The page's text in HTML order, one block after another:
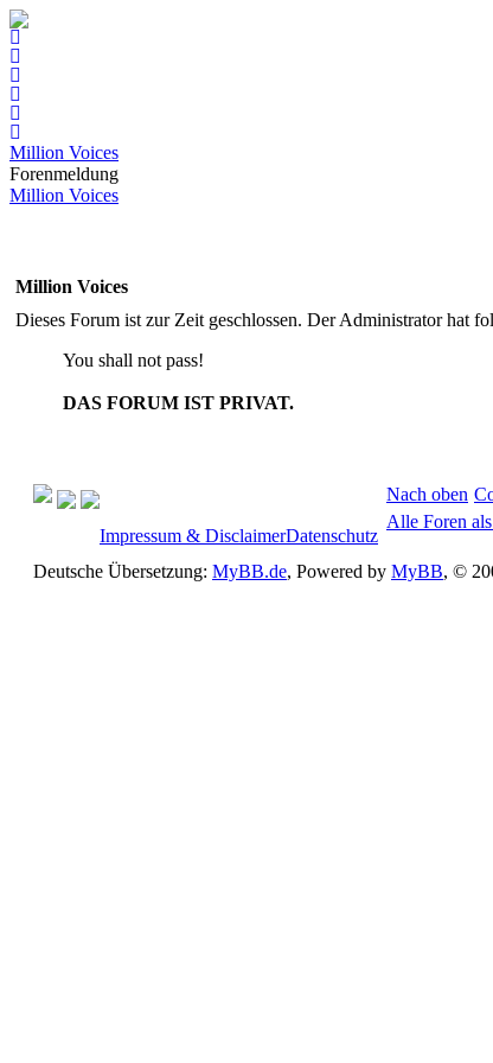
Million Voices
Forenmeldung
Million Voices
Million Voices
Dieses Forum ist zur Zeit geschlossen. Der Administrator hat
You shall not pass!
DAS FORUM IST PRIVAT.
Impressum & DisclaimerDatenschutz
Nach oben
Alle Foren
Deutsche Übersetzung: MyBB.de, Powered by MyBB, ©